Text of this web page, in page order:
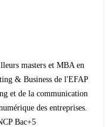
masters et MBA en
& Business de l'EFAP
et de la communication
des entreprises.
Bac+5